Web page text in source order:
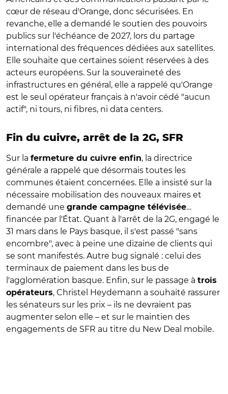
cœur de réseau d'Orange, donc sécurisées. En
revanche, elle a demandé le soutien des pouvoirs
publics sur l'échéance de 2027, lors du partage
international des fréquences dédiées aux satellites.
Elle souhaite que certaines soient réservées à des
acteurs européens. Sur la souveraineté des
infrastructures en général, elle a rappelé qu'Orange
est le seul opérateur français à n'avoir cédé "aucun
actif", ni tours, ni fibres, ni data centers.
Fin du cuivre, arrêt de la 2G, SFR
Sur la fermeture du cuivre enfin, la directrice
générale a rappelé que désormais toutes les
communes étaient concernées. Elle a insisté sur la
nécessaire mobilisation des nouveaux maires et
demandé une grande campagne télévisée…
financée par l'État. Quant à l'arrêt de la 2G, engagé le
31 mars dans le Pays basque, il s'est passé "sans
encombre", avec à peine une dizaine de clients qui
se sont manifestés. Autre bug signalé : celui des
terminaux de paiement dans les bus de
l'agglomération basque. Enfin, sur le passage à trois
opérateurs, Christel Heydemann a souhaité rassurer
les sénateurs sur les prix – ils ne devraient pas
augmenter selon elle – et sur le maintien des
engagements de SFR au titre du New Deal mobile.